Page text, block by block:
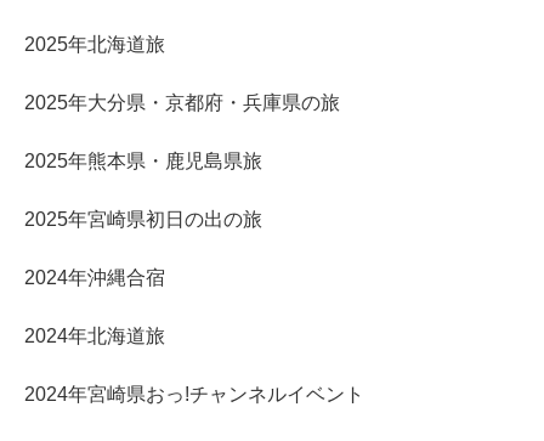
2025年北海道旅
2025年大分県・京都府・兵庫県の旅
2025年熊本県・鹿児島県旅
2025年宮崎県初日の出の旅
2024年沖縄合宿
2024年北海道旅
2024年宮崎県おっ!チャンネルイベント